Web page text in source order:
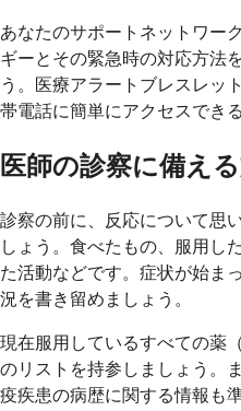
あなたのサポートネットワー
ギーとその緊急時の対応方法
う。医療アラートブレスレッ
帯電話に簡単にアクセスでき
医師の診察に備え
診察の前に、反応について思
しょう。食べたもの、服用し
た活動などです。症状が始ま
況を書き留めましょう。
現在服用しているすべての薬
のリストを持参しましょう。
疫疾患の病歴に関する情報も